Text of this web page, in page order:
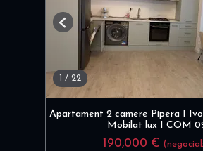
/ 22
Previous
Apartament 2 camere Pipera I
Mobilat lux I COM
190,000 €